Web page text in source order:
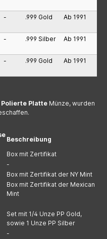
- .999 Gold Ab 1991
- .999 Silber Ab 1991
- .999 Gold Ab 1991
Polierte Platte Münze, wurden
Beschreibung
Box mit Zertifikat
-
Box mit Zertifikat der NY Mint
Box mit Zertifikat der Mexican
Mint
Set mit 1/4 Unze PP Gold,
sowie 1 Unze PP Silber
-